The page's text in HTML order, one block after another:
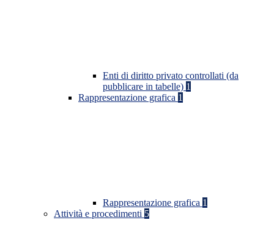
Enti di diritto privato controllati (da
pubblicare in tabelle) 1
Rappresentazione grafica 1
Rappresentazione grafica 1
Attività e procedimenti 5